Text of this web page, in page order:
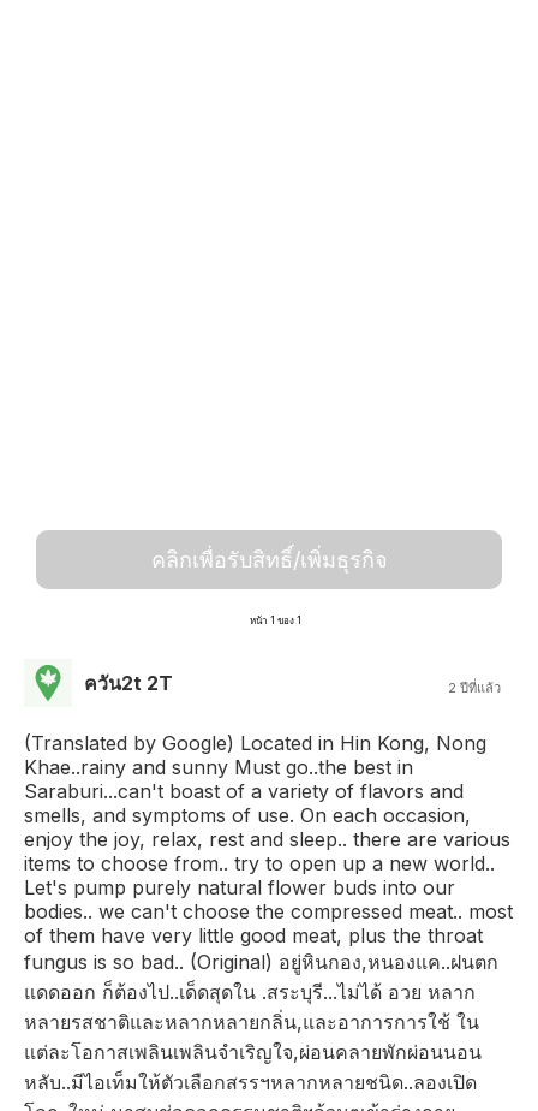
คลิกเพื่อรับสิทธิ์/เพิ่มธุรกิจ
หน้า 1 ของ 1
ควัน2t 2T 2 ปีที่แล้ว
(Translated by Google) Located in Hin Kong, Nong
Khae..rainy and sunny Must go..the best in
Saraburi...can't boast of a variety of flavors and
smells, and symptoms of use. On each occasion,
enjoy the joy, relax, rest and sleep.. there are various
items to choose from.. try to open up a new world..
Let's pump purely natural flower buds into our
bodies.. we can't choose the compressed meat.. most
of them have very little good meat, plus the throat
fungus is so bad.. (Original) อยู่หินกอง,หนองแค..ฝนตก
แดดออก ก็ต้องไป..เด็ดสุดใน .สระบุรี...ไม่ได้ อวย หลาก
หลายรสชาติและหลากหลายกลิ่น,และอาการการใช้ ใน
แต่ละโอกาสเพลินเพลินจำเริญใจ,ผ่อนคลายพักผ่อนนอน
หลับ..มีไอเท็มให้ตัวเลือกสรรฯหลากหลายชนิด..ลองเปิด